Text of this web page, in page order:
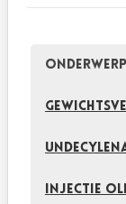
Injectie